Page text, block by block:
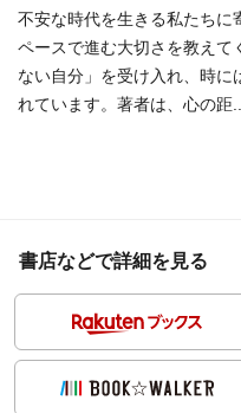
不安な時代を生きる私たちに
ペースで進む大切さを教えて
ない自分」を受け入れ、時に
れています。著者は、心の距...
書店などで詳細を見る